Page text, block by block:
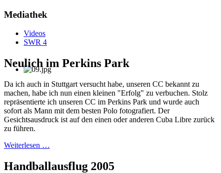
Mediathek
Videos
SWR 4
Neulich im Perkins Park
Da ich auch in Stuttgart versucht habe, unseren CC bekannt zu
machen, habe ich nun einen kleinen "Erfolg" zu verbuchen. Stolz
repräsentierte ich unseren CC im Perkins Park und wurde auch
sofort als Mann mit dem besten Polo fotografiert. Der
Gesichtsausdruck ist auf den einen oder anderen Cuba Libre zurück
zu führen.
Weiterlesen …
Handballausflug 2005